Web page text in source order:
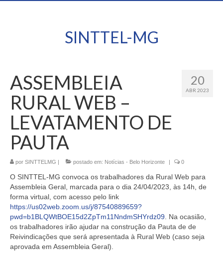
SINTTEL-MG
20
ABR 2023
ASSEMBLEIA
RURAL WEB –
LEVATAMENTO DE
PAUTA
por SINTTELMG | postado em: Notícias - Belo Horizonte | 0
O SINTTEL-MG convoca os trabalhadores da Rural Web para
Assembleia Geral, marcada para o dia 24/04/2023 , às 14h , de
forma virtual, com acesso pelo link
https://us02web.zoom.us/j/87540889659?
pwd=b1BLQWtBOE15d2ZpTm11NndmSHYrdz09 . Na ocasião,
os trabalhadores irão ajudar na construção da Pauta de de
Reivindicações que será apresentada à Rural Web (caso seja
aprovada em Assembleia Geral).